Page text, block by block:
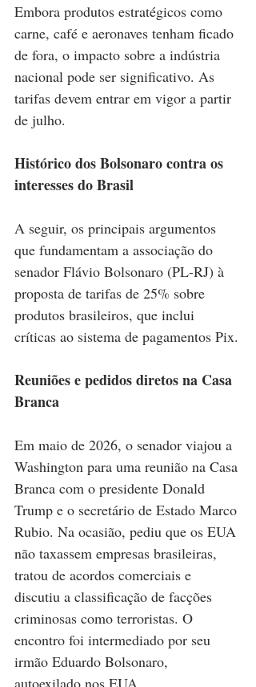
Embora produtos estratégicos como
carne, café e aeronaves tenham ficado
de fora, o impacto sobre a indústria
nacional pode ser significativo. As
tarifas devem entrar em vigor a partir
de julho.
Histórico dos Bolsonaro contra os
interesses do Brasil
A seguir, os principais argumentos
que fundamentam a associação do
senador Flávio Bolsonaro (PL-RJ) à
proposta de tarifas de 25% sobre
produtos brasileiros, que inclui
críticas ao sistema de pagamentos Pix.
Reuniões e pedidos diretos na Casa
Branca
Em maio de 2026, o senador viajou a
Washington para uma reunião na Casa
Branca com o presidente Donald
Trump e o secretário de Estado Marco
Rubio. Na ocasião, pediu que os EUA
não taxassem empresas brasileiras,
tratou de acordos comerciais e
discutiu a classificação de facções
criminosas como terroristas. O
encontro foi intermediado por seu
irmão Eduardo Bolsonaro,
autoexilado nos EUA.